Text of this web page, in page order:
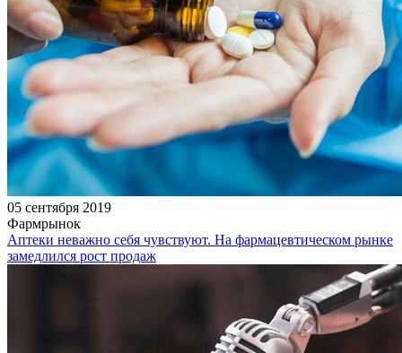
05 сентября 2019
Фармрынок
Аптеки неважно себя чувствуют. На фармацевтическом рынке
замедлился рост продаж